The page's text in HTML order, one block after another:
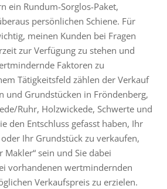
ein Rundum-Sorglos-Paket,
persönlichen Schiene. Für
meinen Kunden bei Fragen
zur Verfügung zu stehen und
Faktoren zu
Tätigkeitsfeld zählen der Verkauf
und Grundstücken in Fröndenberg,
Ruhr, Holzwickede, Schwerte und
den Entschluss gefasst haben, Ihr
Ihr Grundstück zu verkaufen,
Makler“ sein und Sie dabei
vorhandenen wertmindernden
Verkaufspreis zu erzielen.